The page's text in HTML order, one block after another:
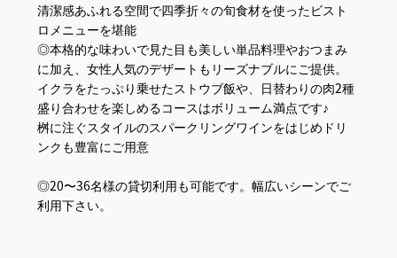
清潔感あふれる空間で四季折々の旬食材を使ったビスト
ロメニューを堪能
◎本格的な味わいで見た目も美しい単品料理やおつまみ
に加え、女性人気のデザートもリーズナブルにご提供。
イクラをたっぷり乗せたストウブ飯や、日替わりの肉2種
盛り合わせを楽しめるコースはボリューム満点です♪
桝に注ぐスタイルのスパークリングワインをはじめドリ
ンクも豊富にご用意
◎20〜36名様の貸切利用も可能です。幅広いシーンでご
利用下さい。